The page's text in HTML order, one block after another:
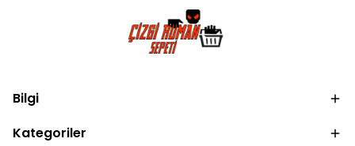
Bilgi
Kategoriler